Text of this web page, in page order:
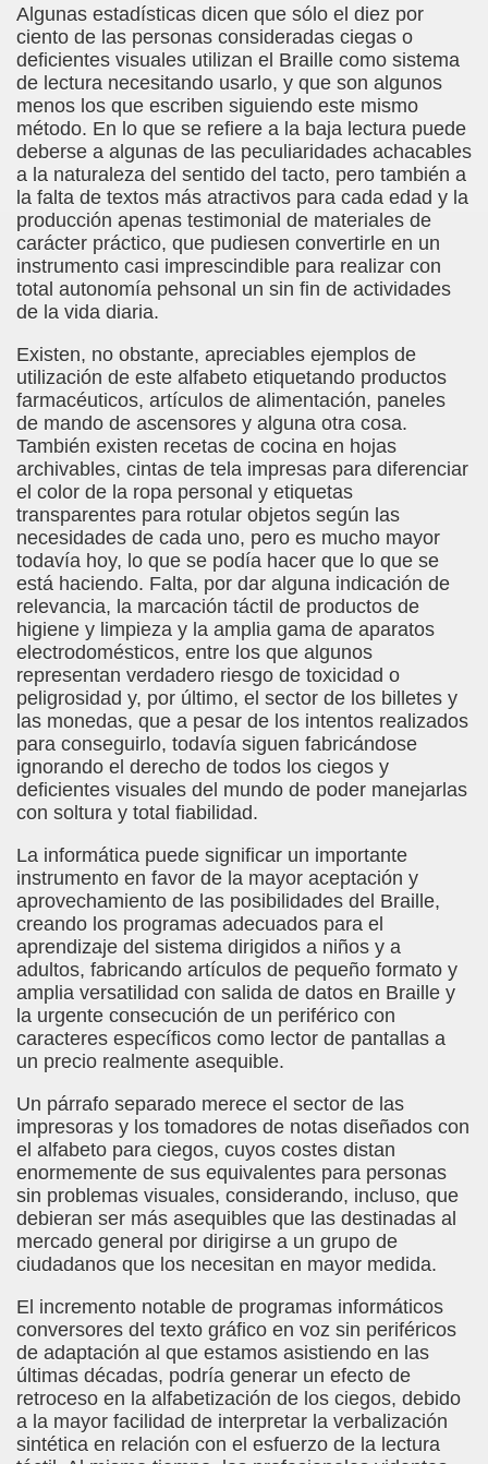
Algunas estadísticas dicen que sólo el diez por
ciento de las personas consideradas ciegas o
deficientes visuales utilizan el Braille como sistema
de lectura necesitando usarlo, y que son algunos
menos los que escriben siguiendo este mismo
método. En lo que se refiere a la baja lectura puede
deberse a algunas de las peculiaridades achacables
a la naturaleza del sentido del tacto, pero también a
la falta de textos más atractivos para cada edad y la
producción apenas testimonial de materiales de
carácter práctico, que pudiesen convertirle en un
instrumento casi imprescindible para realizar con
total autonomía pehsonal un sin fin de actividades
de la vida diaria.
Existen, no obstante, apreciables ejemplos de
utilización de este alfabeto etiquetando productos
farmacéuticos, artículos de alimentación, paneles
de mando de ascensores y alguna otra cosa.
También existen recetas de cocina en hojas
archivables, cintas de tela impresas para diferenciar
el color de la ropa personal y etiquetas
transparentes para rotular objetos según las
necesidades de cada uno, pero es mucho mayor
todavía hoy, lo que se podía hacer que lo que se
está haciendo. Falta, por dar alguna indicación de
relevancia, la marcación táctil de productos de
higiene y limpieza y la amplia gama de aparatos
electrodomésticos, entre los que algunos
representan verdadero riesgo de toxicidad o
peligrosidad y, por último, el sector de los billetes y
las monedas, que a pesar de los intentos realizados
para conseguirlo, todavía siguen fabricándose
ignorando el derecho de todos los ciegos y
deficientes visuales del mundo de poder manejarlas
con soltura y total fiabilidad.
La informática puede significar un importante
instrumento en favor de la mayor aceptación y
aprovechamiento de las posibilidades del Braille,
creando los programas adecuados para el
aprendizaje del sistema dirigidos a niños y a
adultos, fabricando artículos de pequeño formato y
amplia versatilidad con salida de datos en Braille y
la urgente consecución de un periférico con
caracteres específicos como lector de pantallas a
un precio realmente asequible.
Un párrafo separado merece el sector de las
impresoras y los tomadores de notas diseñados con
el alfabeto para ciegos, cuyos costes distan
enormemente de sus equivalentes para personas
sin problemas visuales, considerando, incluso, que
debieran ser más asequibles que las destinadas al
mercado general por dirigirse a un grupo de
ciudadanos que los necesitan en mayor medida.
El incremento notable de programas informáticos
conversores del texto gráfico en voz sin periféricos
de adaptación al que estamos asistiendo en las
últimas décadas, podría generar un efecto de
retroceso en la alfabetización de los ciegos, debido
a la mayor facilidad de interpretar la verbalización
sintética en relación con el esfuerzo de la lectura
Torres)
(Andres Barba)
a la ONCE (María Ferradás Taboada)
- SORIA)